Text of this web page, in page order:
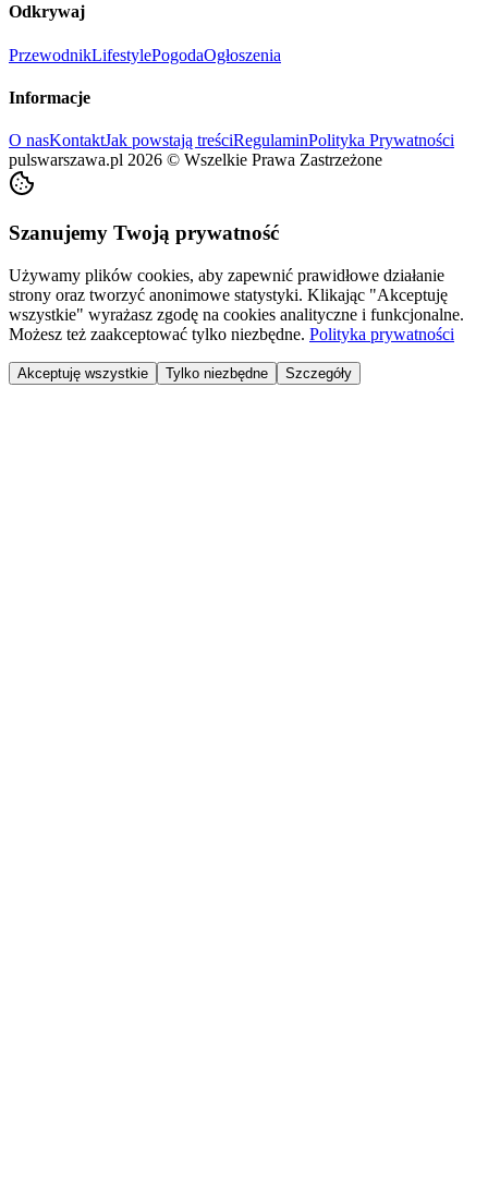
Odkrywaj
PrzewodnikLifestylePogodaOgłoszenia
Informacje
O nasKontaktJak powstają treściRegulaminPolityka Prywatności
pulswarszawa.pl 2026 © Wszelkie Prawa Zastrzeżone
Szanujemy Twoją prywatność
Używamy plików cookies, aby zapewnić prawidłowe działanie
strony oraz tworzyć anonimowe statystyki. Klikając "Akceptuję
wszystkie" wyrażasz zgodę na cookies analityczne i funkcjonalne.
Możesz też zaakceptować tylko niezbędne. Polityka prywatności
Akceptuję wszystkie Tylko niezbędne Szczegóły